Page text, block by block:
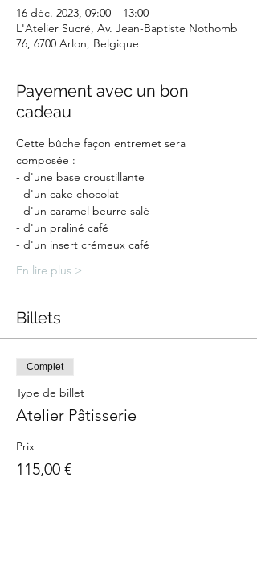
16 déc. 2023, 09:00 – 13:00
L'Atelier Sucré, Av. Jean-Baptiste Nothomb
76, 6700 Arlon, Belgique
Payement avec un bon
cadeau
Cette bûche façon entremet sera
composée :
- d'une base croustillante
- d'un cake chocolat
- d'un caramel beurre salé
- d'un praliné café
- d'un insert crémeux café
En lire plus >
Billets
Complet
Type de billet
Atelier Pâtisserie
Prix
115,00 €